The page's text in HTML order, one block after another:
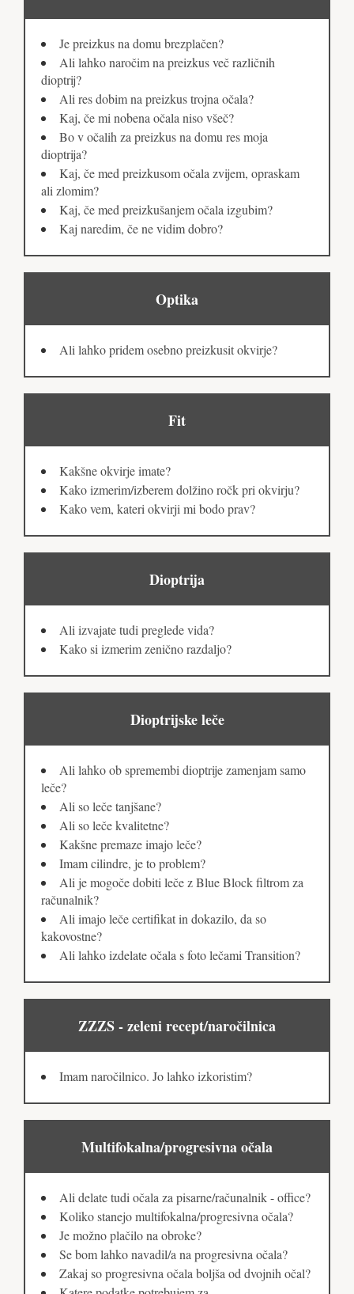
Je preizkus na domu brezplačen?
Ali lahko naročim na preizkus več različnih
dioptrij?
Ali res dobim na preizkus trojna očala?
Kaj, če mi nobena očala niso všeč?
Bo v očalih za preizkus na domu res moja
dioptrija?
Kaj, če med preizkusom očala zvijem, opraskam
ali zlomim?
Kaj, če med preizkušanjem očala izgubim?
Kaj naredim, če ne vidim dobro?
Optika
Ali lahko pridem osebno preizkusit okvirje?
Fit
Kakšne okvirje imate?
Kako izmerim/izberem dolžino ročk pri okvirju?
Kako vem, kateri okvirji mi bodo prav?
Dioptrija
Ali izvajate tudi preglede vida?
Kako si izmerim zenično razdaljo?
Dioptrijske leče
Ali lahko ob spremembi dioptrije zamenjam samo
leče?
Ali so leče tanjšane?
Ali so leče kvalitetne?
Kakšne premaze imajo leče?
Imam cilindre, je to problem?
Ali je mogoče dobiti leče z Blue Block filtrom za
računalnik?
Ali imajo leče certifikat in dokazilo, da so
kakovostne?
Ali lahko izdelate očala s foto lečami Transition?
ZZZS - zeleni recept/naročilnica
Imam naročilnico. Jo lahko izkoristim?
Multifokalna/progresivna očala
Ali delate tudi očala za pisarne/računalnik - office?
Koliko stanejo multifokalna/progresivna očala?
Je možno plačilo na obroke?
Se bom lahko navadil/a na progresivna očala?
Zakaj so progresivna očala boljša od dvojnih očal?